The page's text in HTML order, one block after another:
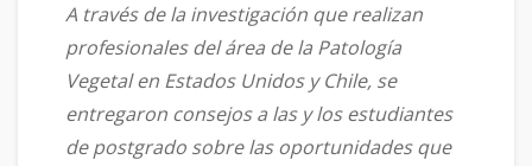
A través de la investigación que realizan
profesionales del área de la Patología
Vegetal en Estados Unidos y Chile, se
entregaron consejos a las y los estudiantes
de postgrado sobre las oportunidades que